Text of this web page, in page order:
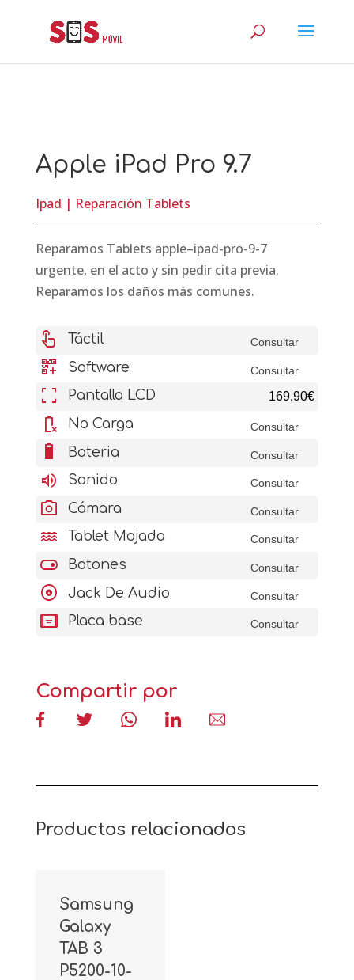
Apple iPad Pro 9.7
Ipad | Reparación Tablets
Reparamos Tablets apple–ipad-pro-9-7
urgente, en el acto y sin pedir cita previa.
Reparamos los daños más comunes.
touch_app Táctil Consultar
qr_code_2_add Software Consultar
fullscreen Pantalla LCD 169.90€
battery_error No Carga Consultar
battery_6_bar Bateria Consultar
volume_up Sonido Consultar
photo_camera Cámara Consultar
water Tablet Mojada Consultar
toggle_on Botones Consultar
album Jack De Audio Consultar
aod_tablet Placa base Consultar
Compartir por
Productos relacionados
Samsung
Galaxy
TAB 3
P5200-10-